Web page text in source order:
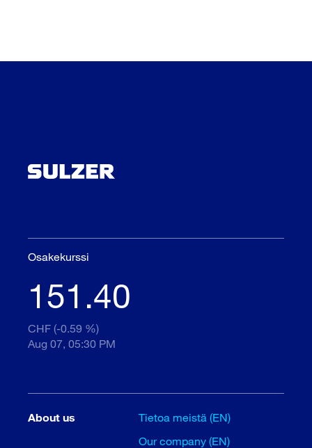
Osakekurssi
151.40
CHF (-0.59 %)
Aug 07, 05:30 PM
About us
Tietoa meistä (EN)
Our company (EN)